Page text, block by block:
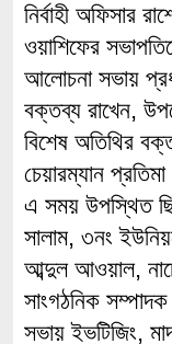
নির্বাহী অফিসার
ওয়াশিফের
আলোচনা সভায়
বক্তব্য রাখেন,
বিশেষ অতিথির
চেয়ারম্যান
এ সময় উপস্থিত
সালাম, ৩নং
আব্দুল আওয়াল,
সাংগঠনিক
সভায় ইভটিজিং,